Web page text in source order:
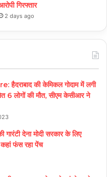
गिरफ्तार
2 days ago
की केमिकल गोदाम में लगी
6 लोगों की मौत, सीएम केसीआर ने
गारंटी देना मोदी सरकार के लिए
फंस रहा पेंच